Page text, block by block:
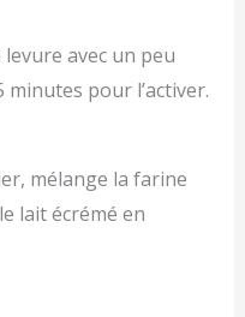
avec un peu
minutes pour l’activer.
mélange la farine
lait écrémé en